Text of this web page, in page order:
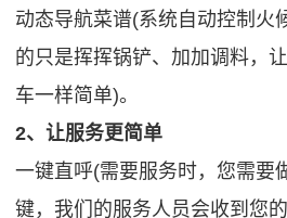
动态导航菜谱(系统自动控制火
的只是挥挥锅铲、加加调料，
车一样简单)。
2、让服务更简单
一键直呼(需要服务时，您需要
键，我们的服务人员会收到您